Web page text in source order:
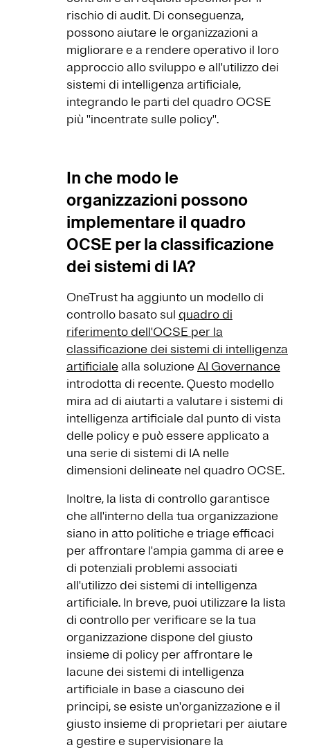
rischio di audit. Di conseguenza,
possono aiutare le organizzazioni a
migliorare e a rendere operativo il loro
approccio allo sviluppo e all'utilizzo dei
sistemi di intelligenza artificiale,
integrando le parti del quadro OCSE
più ''incentrate sulle policy''.
In che modo le
organizzazioni possono
implementare il quadro
OCSE per la classificazione
dei sistemi di IA?
OneTrust ha aggiunto un modello di
controllo basato sul quadro di
riferimento dell'OCSE per la
classificazione dei sistemi di intelligenza
artificialealla soluzioneAI Governance
introdotta di recente. Questo modello
mira ad di aiutarti a valutare i sistemi di
intelligenza artificiale dal punto di vista
delle policy e può essere applicato a
una serie di sistemi di IA nelle
dimensioni delineate nel quadro OCSE.
Inoltre, la lista di controllo garantisce
che all'interno della tua organizzazione
siano in atto politiche e triage efficaci
per affrontare l'ampia gamma di aree e
di potenziali problemi associati
all'utilizzo dei sistemi di intelligenza
artificiale. In breve, puoi utilizzare la lista
di controllo per verificare se la tua
organizzazione dispone del giusto
insieme di policy per affrontare le
lacune dei sistemi di intelligenza
artificiale in base a ciascuno dei
principi, se esiste un'organizzazione e il
giusto insieme di proprietari per aiutare
a gestire e supervisionare la